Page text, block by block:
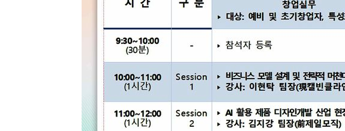
강릉에 시간당 81.4㎜ 물폭탄…도로 잠기고 담벼락 붕괴
백운산서 80년근 천종산삼 9뿌리 발견…감정가 1.3억원
선재도서 해루질 나섰다 실종 60대, 닷새 만에 숨진 채 발견
남자 농구, 나고야 아시안게임서 '홈팀' 일본과 한일전
여수 오동도 해상서 모터보트 전복…1명 사망·1명 실종
극한폭염 한풀 꺾이지만…'낮 최고 35도' 무더위, 열대야 계속[다음주
축구협회 "압수수색·성접대 논란 사과…쇄신의 기회로 삼겠다"
[속보]'압수수색·성접대 논란' 축구협회 "실망과 걱정 안겨드려 죄송"